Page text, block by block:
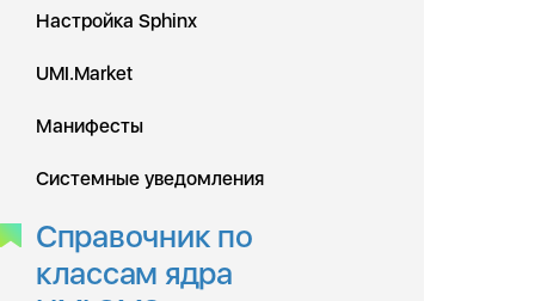
Настройка Sphinx
UMI.Market
Манифесты
Системные уведомления
Справочник по
классам ядра